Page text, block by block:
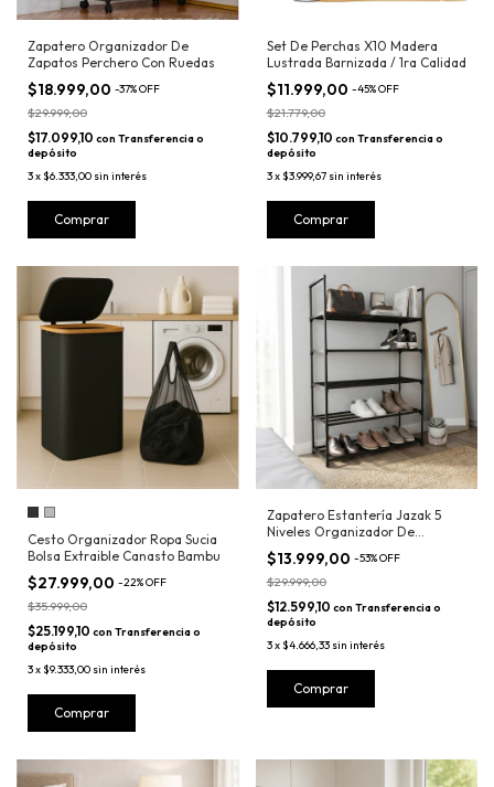
Zapatero Organizador De
Zapatos Perchero Con Ruedas
$18.999,00 -37%OFF
$29.999,00
$17.099,10 con Transferencia o
depósito
3x$6.333,00 sin interés
Comprar
Set De Perchas X10 Madera
Lustrada Barnizada / 1ra Calidad
$11.999,00 -45%OFF
$21.779,00
$10.799,10 con Transferencia o
depósito
3x$3.999,67 sin interés
Comprar
Cesto Organizador Ropa Sucia
Bolsa Extraible Canasto Bambu
$27.999,00 -22%OFF
$35.999,00
$25.199,10 con Transferencia o
depósito
3x$9.333,00 sin interés
Comprar
Zapatero Estantería Jazak 5
Niveles Organizador De
Calzado
$13.999,00 -53%OFF
$29.999,00
$12.599,10 con Transferencia o
depósito
3x$4.666,33 sin interés